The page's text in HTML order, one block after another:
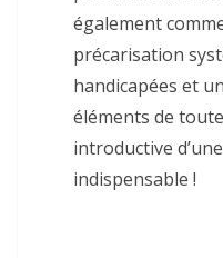
également
précarisation
handicapées et
éléments de
introductive
indispensable !